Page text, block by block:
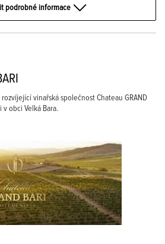
podrobné informace
vinařská společnost Chateau GRAND
v obci Velká Bara.